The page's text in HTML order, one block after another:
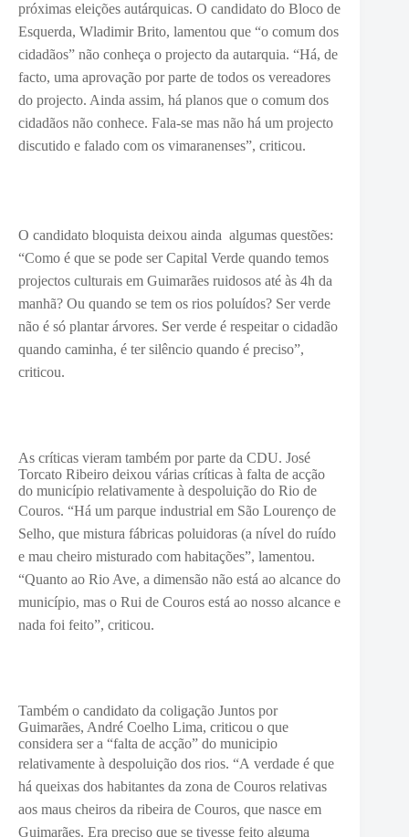
próximas eleições autárquicas. O candidato do Bloco de
Esquerda, Wladimir Brito, lamentou que “o comum dos
cidadãos” não conheça o projecto da autarquia. “Há, de
facto, uma aprovação por parte de todos os vereadores
do projecto. Ainda assim, há planos que o comum dos
cidadãos não conhece. Fala-se mas não há um projecto
discutido e falado com os vimaranenses”, criticou.
O candidato bloquista deixou ainda algumas questões:
“Como é que se pode ser Capital Verde quando temos
projectos culturais em Guimarães ruidosos até às 4h da
manhã? Ou quando se tem os rios poluídos? Ser verde
não é só plantar árvores. Ser verde é respeitar o cidadão
quando caminha, é ter silêncio quando é preciso”,
criticou.
As críticas vieram também por parte da CDU. José
Torcato Ribeiro deixou várias críticas à falta de acção
do município relativamente à despoluição do Rio de
Couros. “Há um parque industrial em São Lourenço de
Selho, que mistura fábricas poluidoras (a nível do ruído
e mau cheiro misturado com habitações”, lamentou.
“Quanto ao Rio Ave, a dimensão não está ao alcance do
município, mas o Rui de Couros está ao nosso alcance e
nada foi feito”, criticou.
Também o candidato da coligação Juntos por
Guimarães, André Coelho Lima, criticou o que
considera ser a “falta de acção” do municipio
relativamente à despoluição dos rios. “A verdade é que
há queixas dos habitantes da zona de Couros relativas
aos maus cheiros da ribeira de Couros, que nasce em
Guimarães. Era preciso que se tivesse feito alguma